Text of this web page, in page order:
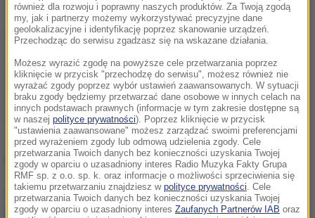
Przed godziną 2:00 nad ranem przemyscy strażacy
zostali wezwani do podejrzenia zatruciem tlenkiem
węgla. Do zdarzenia doszło w Ostrowie w jednym z
mieszkań w bloku wielorodzinnym. Do szpitala z
objawami zatrucia tlenkiem węgla trafiła kobieta i jej
1,5-roczny syn- mówił młodszy brygadier Marcin
Betleja z podkarpackiej straży pożarnej.
Gorąca Linia RMF FMjest do Waszej dyspozycji!
Przez całą dobę czekamy na informacje od Was,
również dla rozwoju i poprawny naszych produktów. Za Twoją zgodą
my, jak i partnerzy możemy wykorzystywać precyzyjne dane
geolokalizacyjne i identyfikację poprzez skanowanie urządzeń.
Przechodząc do serwisu zgadzasz się na wskazane działania.
Możesz wyrazić zgodę na powyższe cele przetwarzania poprzez
kliknięcie w przycisk "przechodzę do serwisu", możesz również nie
wyrażać zgody poprzez wybór ustawień zaawansowanych. W sytuacji
braku zgody będziemy przetwarzać dane osobowe w innych celach na
innych podstawach prawnych (informacje w tym zakresie dostępne są
w naszej polityce prywatności). Poprzez kliknięcie w przycisk
"ustawienia zaawansowane" możesz zarządzać swoimi preferencjami
przed wyrażeniem zgody lub odmową udzielenia zgody. Cele
przetwarzania Twoich danych bez konieczności uzyskania Twojej
zgody w oparciu o uzasadniony interes Radio Muzyka Fakty Grupa
RMF sp. z o.o. sp. k. oraz informacje o możliwości sprzeciwienia się
takiemu przetwarzaniu znajdziesz w polityce prywatności. Cele
przetwarzania Twoich danych bez konieczności uzyskania Twojej
zgody w oparciu o uzasadniony interes Zaufanych Partnerów IAB oraz